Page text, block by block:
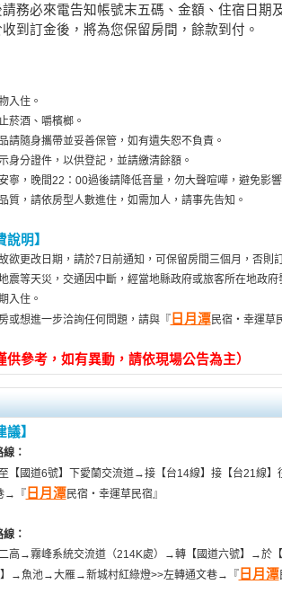
請務必來電告知帳號末五碼、金額、住宿日期
到訂金後，將為您保留房間，餘款到付。
入住。
菸酒、嚼檳榔。
請隨身攜帶並妥善保管，如有遺失恕不負責。
身分證件，以供登記，並請繳清餘額。
寧，晚間22：00過後請降低音量，勿大聲喧嘩，避免影
質，請依房型人數進住，如需加人，請事先告知。
說明】
欲更改日期，請於7日前通知，可保留房間三個月，否則
震等天災，交通因中斷，經當地縣政府或旅客所在地政
入住。
或想進一步洽詢任何問題，請與『日月潭民宿‧幸運草
供參考，如有異動，請依現場公告為主）
議】
：
【國道6號】下愛蘭交流道→接【台14線】接【台21線】
→『日月潭民宿‧幸運草民宿』
：
高→霧峰系統交流道（214K處）→轉【國道六號】→於
→魚池→大雁→新城村紅綠燈>>左轉通文巷→『日月潭